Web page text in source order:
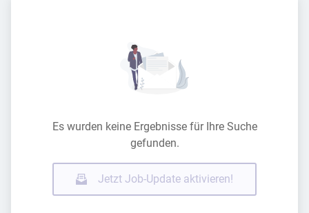
Es wurden keine Ergebnisse für Ihre Suche
gefunden.
Jetzt Job-Update aktivieren!